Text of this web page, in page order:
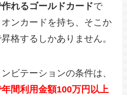
れるゴールドカードで
ンカードを持ち、そこか
格するしかありません。
ビテーションの条件は、
間利用金額100万円以上